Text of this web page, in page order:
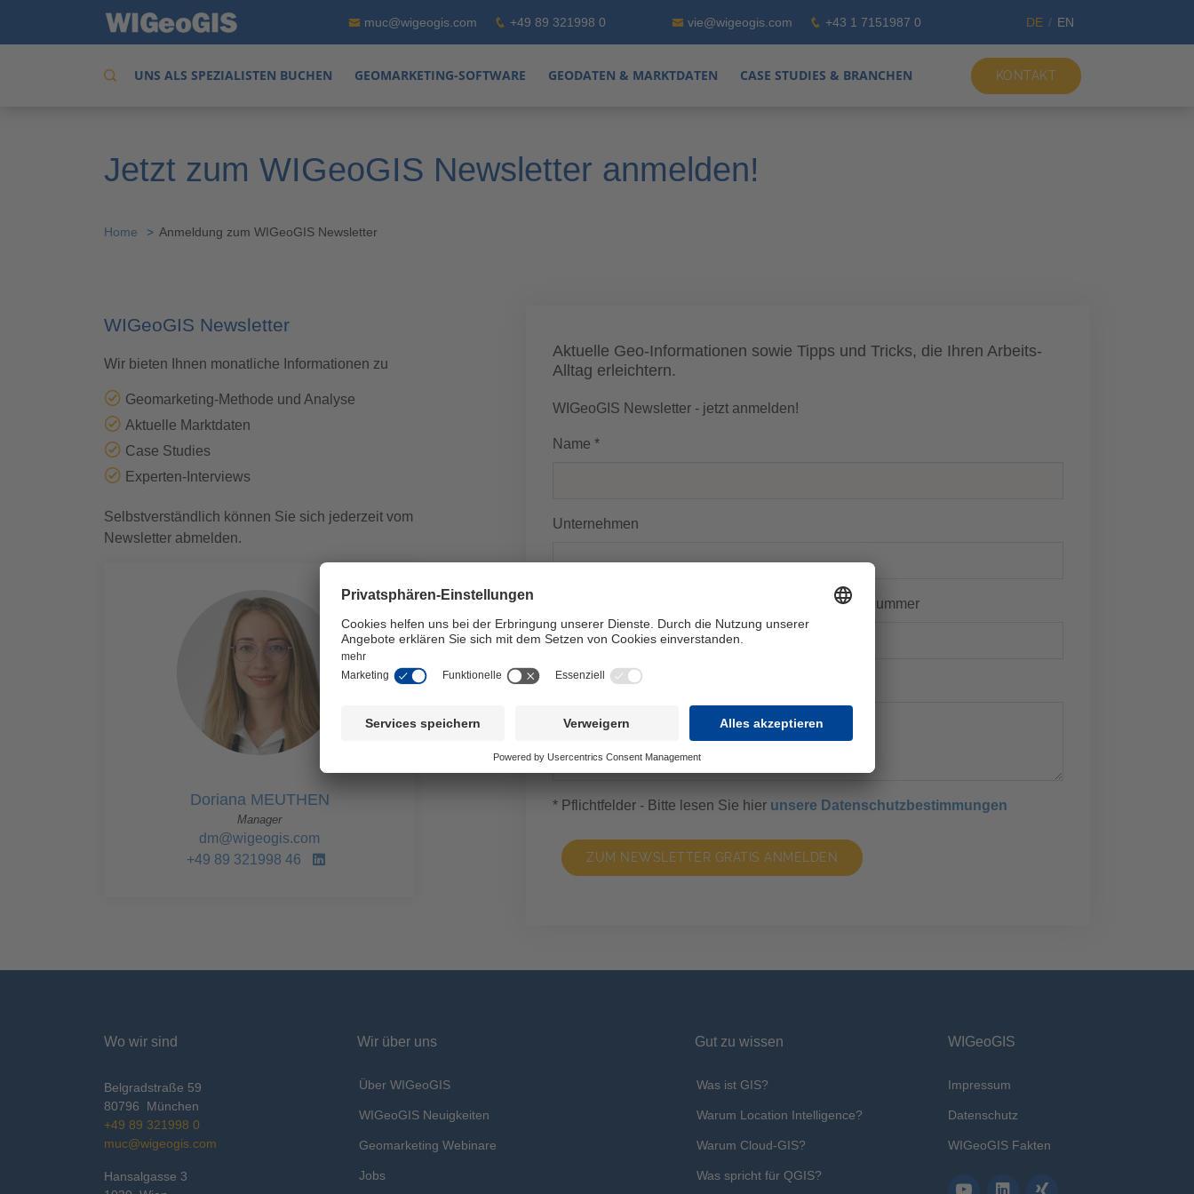
muc@wigeogis.com +49 89 321998 0 vie@wigeogis.com +43 1 7151987 0 DE EN
UNS ALS SPEZIALISTEN BUCHEN GEOMARKETING-SOFTWARE GEODATEN & MARKTDATEN CASE STUDIES & BRANCHEN KONTAKT
Jetzt zum WIGeoGIS Newsletter anmelden!
Home Anmeldung zum WIGeoGIS Newsletter
WIGeoGIS Newsletter
Wir bieten Ihnen monatliche Informationen zu
Geomarketing-Methode und Analyse
Aktuelle Marktdaten
Case Studies
Experten-Interviews
Selbstverständlich können Sie sich jederzeit vom
Newsletter abmelden.
Doriana MEUTHEN
Manager
dm@wigeogis.com
+49 89 321998 46
Aktuelle Geo-Informationen sowie Tipps und Tricks, die Ihren Arbeits-
Alltag erleichtern.
WIGeoGIS Newsletter - jetzt anmelden!
Name *
Unternehmen
Telefonnummer
Ihre Nachricht
* Pflichtfelder - Bitte lesen Sie hier unsere Datenschutzbestimmungen
ZUM NEWSLETTER GRATIS ANMELDEN
Wo wir sind
Belgradstraße 59
80796
München
+49 89 321998 0
muc@wigeogis.com
Hansalgasse 3
Wir über uns
Über WIGeoGIS
WIGeoGIS Neuigkeiten
Geomarketing Webinare
Jobs
Gut zu wissen
Was ist GIS?
Warum Location Intelligence?
Warum Cloud-GIS?
Was spricht für QGIS?
WIGeoGIS
Impressum
Datenschutz
WIGeoGIS Fakten